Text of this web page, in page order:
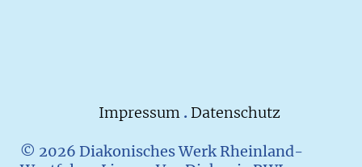
Impressum . Datenschutz
© 2026 Diakonisches Werk Rheinland-